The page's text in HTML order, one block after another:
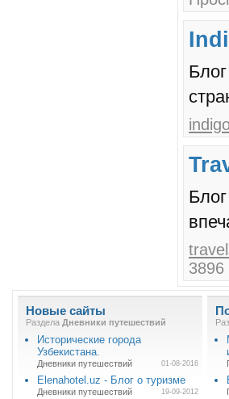
3896
Новые сайты
Раздела Дневники путешествий
Исторические города
Узбекистана.
Дневники путешествий 01-08-2016
Elenahotel.uz - Блог о туризме
Дневники путешествий 19-09-2012